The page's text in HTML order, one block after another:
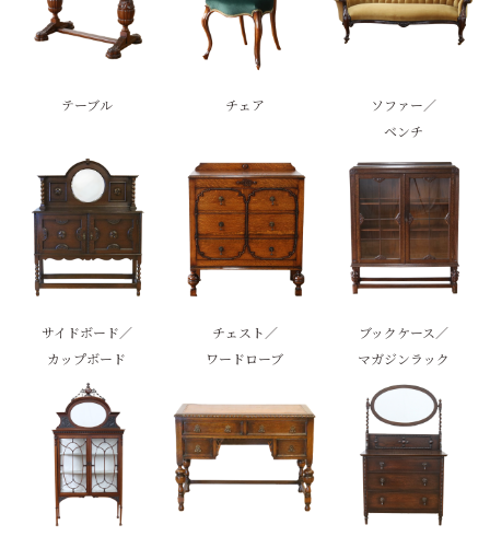
テーブル チェア
ソファー／
ベンチ
サイドボード／
カップボード
チェスト／
ワードローブ
ブックケース／
マガジンラック